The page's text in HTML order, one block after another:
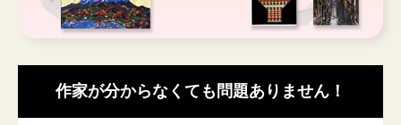
作家が分からなくても問題ありません！